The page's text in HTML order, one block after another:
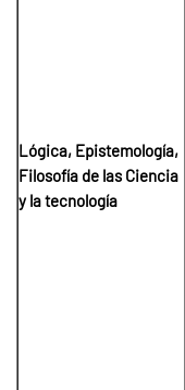
Lógica, Epistemología,
Filosofía de las Ciencia
y la tecnología